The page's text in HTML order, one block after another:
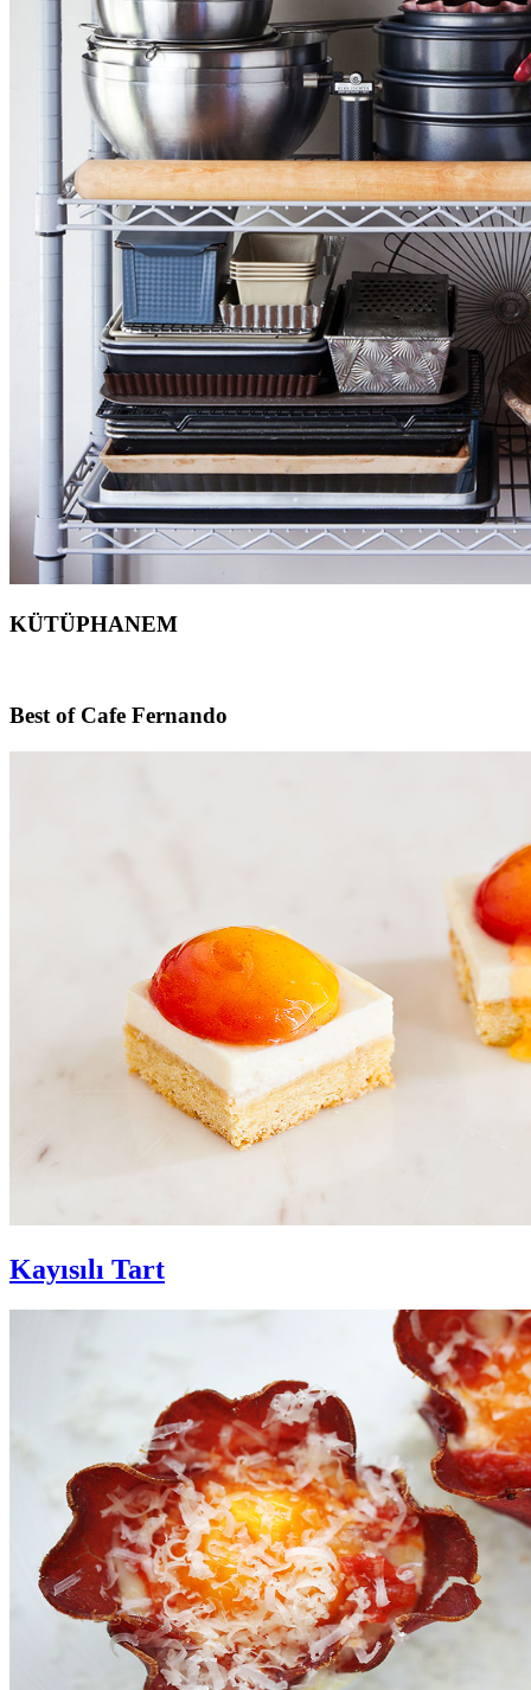
KÜTÜPHANEM
Footer
Best of Cafe Fernando
Kayısılı Tart